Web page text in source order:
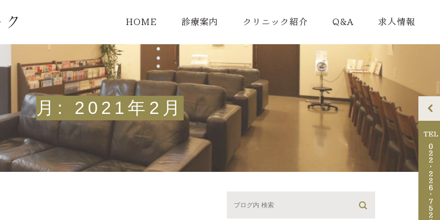
HOME 診療案内
診療一覧
頭痛外来
MRI検査
クリニック紹介
ドクター紹介
院内紹介
アクセス・診療時間
Q&A 求人情報
月: 2021年2月